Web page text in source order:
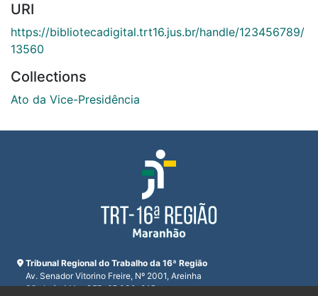
URI
https://bibliotecadigital.trt16.jus.br/handle/123456789/
13560
Collections
Ato da Vice-Presidência
Tribunal Regional do Trabalho da 16ª Região
Av. Senador Vitorino Freire, Nº 2001, Areinha
São Luís, MA - CEP: 65.030-015